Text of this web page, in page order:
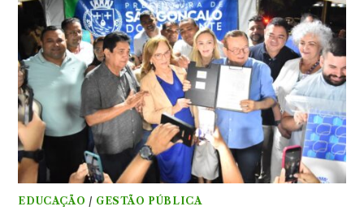
EDUCAÇÃO / GESTÃO PÚBLICA